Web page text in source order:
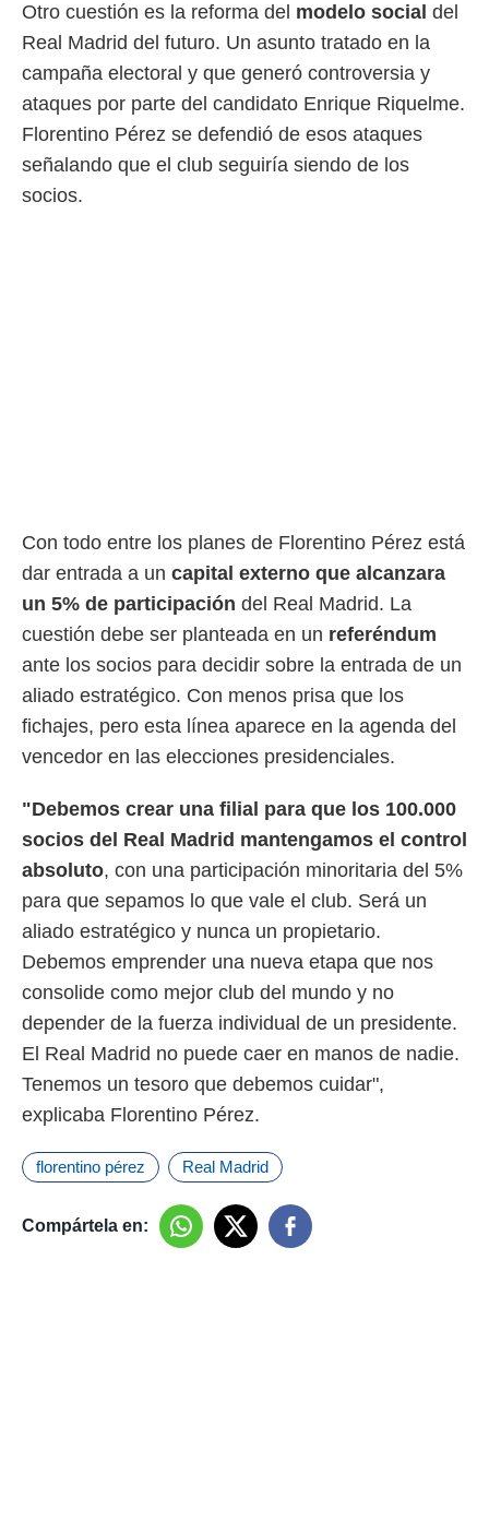
Otro cuestión es la reforma del modelo social del
Real Madrid del futuro. Un asunto tratado en la
campaña electoral y que generó controversia y
ataques por parte del candidato Enrique Riquelme.
Florentino Pérez se defendió de esos ataques
señalando que el club seguiría siendo de los
socios.
Con todo entre los planes de Florentino Pérez está
dar entrada a un capital externo que alcanzara
un 5% de participación del Real Madrid. La
cuestión debe ser planteada en un referéndum
ante los socios para decidir sobre la entrada de un
aliado estratégico. Con menos prisa que los
fichajes, pero esta línea aparece en la agenda del
vencedor en las elecciones presidenciales.
"Debemos crear una filial para que los 100.000
socios del Real Madrid mantengamos el control
absoluto, con una participación minoritaria del 5%
para que sepamos lo que vale el club. Será un
aliado estratégico y nunca un propietario.
Debemos emprender una nueva etapa que nos
consolide como mejor club del mundo y no
depender de la fuerza individual de un presidente.
El Real Madrid no puede caer en manos de nadie.
Tenemos un tesoro que debemos cuidar",
explicaba Florentino Pérez.
florentino pérez Real Madrid
Compártela en: